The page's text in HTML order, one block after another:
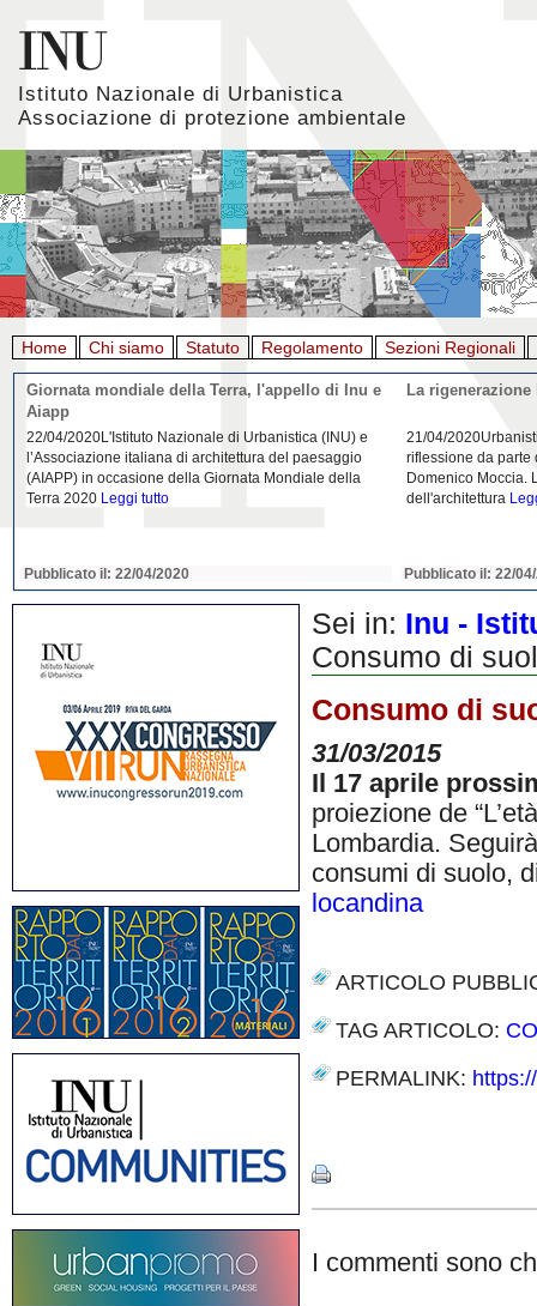
Istituto Nazionale di Urbanistica
Associazione di protezione ambientale
Home Chi siamo Statuto Regolamento Sezioni Regionali
Giornata mondiale della Terra, l'appello di Inu e
Aiapp
22/04/2020L'Istituto Nazionale di Urbanistica (INU) e
l’Associazione italiana di architettura del paesaggio
(AIAPP) in occasione della Giornata Mondiale della
Terra 2020 Leggi tutto
Pubblicato il: 22/04/2020
La
21/04/
riflessione da parte
Domenico Moccia.
dell'architettura
Pubblicato il: 22/
Sei in: Inu -
Consumo di
Consumo di
31/03/2015
Il 17 aprile
proiezione de
Lombardia.
consumi di suolo,
locandina
ARTICOLO
TAG ARTICOLO:
PERMALINK:
I commenti sono